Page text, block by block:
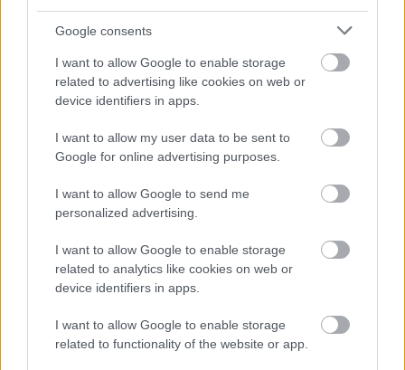
Google consents
I want to allow Google to enable storage
related to advertising like cookies on web or
device identifiers in apps.
I want to allow my user data to be sent to
Google for online advertising purposes.
I want to allow Google to send me
personalized advertising.
I want to allow Google to enable storage
related to analytics like cookies on web or
device identifiers in apps.
I want to allow Google to enable storage
related to functionality of the website or app.
3 napja
kezdett